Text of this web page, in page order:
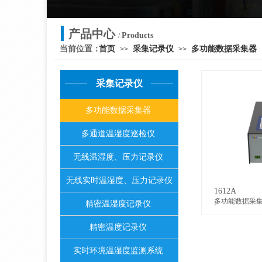
产品中心 /Products
当前位置：首页 >> 采集记录仪 >> 多功能数据采集器
1612A
多功能数据采
采集记录仪
多功能数据采集器
多通道温湿度巡检仪
无线温湿度、压力记录仪
无线实时温湿度、压力记录仪
精密温湿度记录仪
精密温度记录仪
实时环境温湿度监测系统